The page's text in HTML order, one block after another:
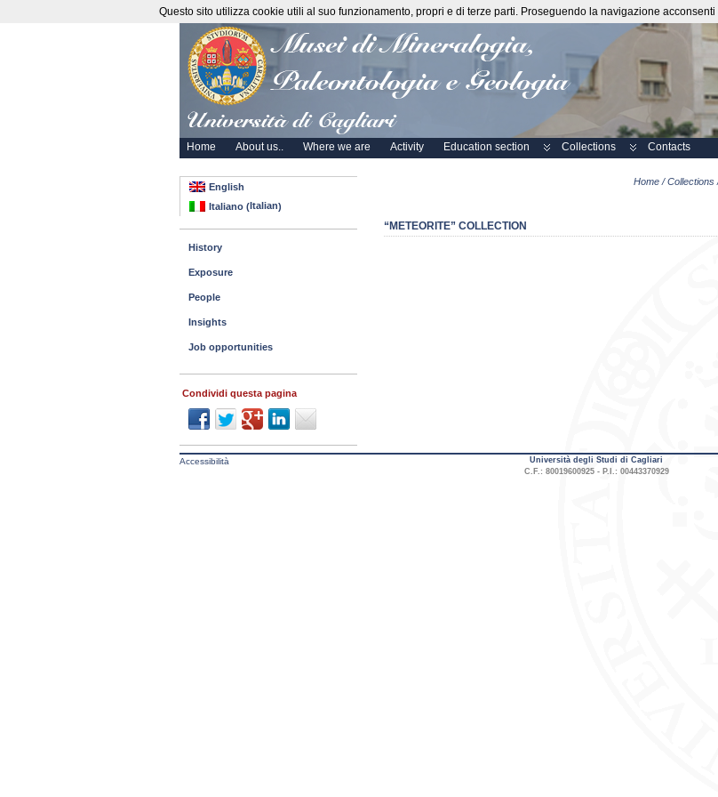
Home About us.. Where we are Activity Education section Collections Contacts
Home /Collections
“METEORITE” COLLECTION
English
Italiano ( Italian)
History
Exposure
People
Insights
Job opportunities
Condividi questa pagina
Accessibilità
Università degli Studi di Cagliari
C.F.: 80019600925 - P.I.: 00443370929
Questo sito utilizza cookie utili al suo funzionamento, propri e di terze parti. Proseguendo la navigazione acconsenti